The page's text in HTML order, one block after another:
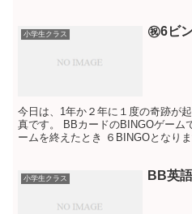
小学生クラス ㊗️6ビ
今日は、1年か２年に１度の奇跡が
真です。 BBカードのBINGOゲーム
ームを終えたとき ６BINGOとなり
小学生クラス BB英